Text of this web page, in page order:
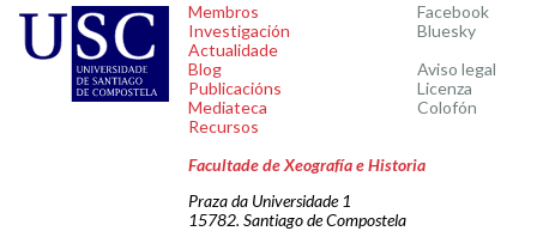
Membros
Investigación
Actualidade
Blog
Publicacións
Mediateca
Recursos
Facebook
Bluesky
Aviso legal
Licenza
Colofón
Facultade de Xeografía e Historia
Praza da Universidade 1
15782. Santiago de Compostela